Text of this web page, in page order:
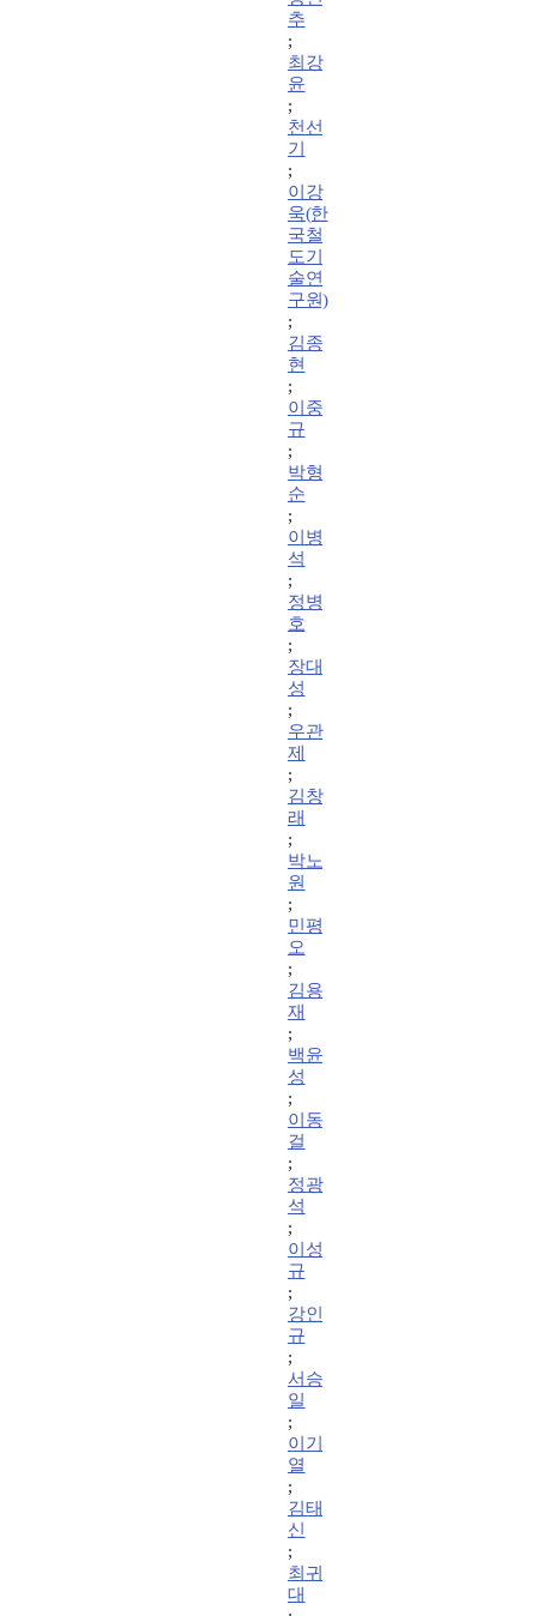
추
;
최강
윤
;
천선
기
;
이강
욱(한
국철
도기
술연
구원)
;
김종
현
;
이중
규
;
박형
순
;
이병
석
;
정병
호
;
장대
성
;
우관
제
;
김창
래
;
박노
원
;
민평
오
;
김용
재
;
백윤
성
;
이동
걸
;
정광
석
;
이성
규
;
강인
규
;
서승
일
;
이기
열
;
김태
신
;
최귀
대